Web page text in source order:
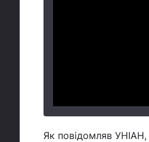
Як повідомляв